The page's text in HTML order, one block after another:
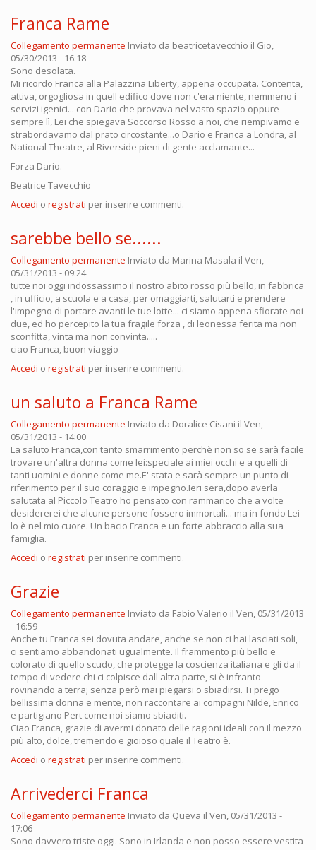
Franca Rame
Collegamento permanente Inviato da beatricetavecchio il Gio,
05/30/2013 - 16:18
Sono desolata.
Mi ricordo Franca alla Palazzina Liberty, appena occupata. Contenta,
attiva, orgogliosa in quell'edifico dove non c'era niente, nemmeno i
servizi igenici... con Dario che provava nel vasto spazio oppure
sempre lì, Lei che spiegava Soccorso Rosso a noi, che riempivamo e
strabordavamo dal prato circostante...o Dario e Franca a Londra, al
National Theatre, al Riverside pieni di gente acclamante...
Forza Dario.
Beatrice Tavecchio
Accedi o registrati per inserire commenti.
sarebbe bello se......
Collegamento permanente Inviato da Marina Masala il Ven,
05/31/2013 - 09:24
tutte noi oggi indossassimo il nostro abito rosso più bello, in fabbrica
, in ufficio, a scuola e a casa, per omaggiarti, salutarti e prendere
l'impegno di portare avanti le tue lotte... ci siamo appena sfiorate noi
due, ed ho percepito la tua fragile forza , di leonessa ferita ma non
sconfitta, vinta ma non convinta.....
ciao Franca, buon viaggio
Accedi o registrati per inserire commenti.
un saluto a Franca Rame
Collegamento permanente Inviato da Doralice Cisani il Ven,
05/31/2013 - 14:00
La saluto Franca,con tanto smarrimento perchè non so se sarà facile
trovare un'altra donna come lei:speciale ai miei occhi e a quelli di
tanti uomini e donne come me.E' stata e sarà sempre un punto di
riferimento per il suo coraggio e impegno.Ieri sera,dopo averla
salutata al Piccolo Teatro ho pensato con rammarico che a volte
desidererei che alcune persone fossero immortali... ma in fondo Lei
lo è nel mio cuore. Un bacio Franca e un forte abbraccio alla sua
famiglia.
Accedi o registrati per inserire commenti.
Grazie
Collegamento permanente Inviato da Fabio Valerio il Ven, 05/31/2013
- 16:59
Anche tu Franca sei dovuta andare, anche se non ci hai lasciati soli,
ci sentiamo abbandonati ugualmente. Il frammento più bello e
colorato di quello scudo, che protegge la coscienza italiana e gli da il
tempo di vedere chi ci colpisce dall'altra parte, si è infranto
rovinando a terra; senza però mai piegarsi o sbiadirsi. Ti prego
bellissima donna e mente, non raccontare ai compagni Nilde, Enrico
e partigiano Pert come noi siamo sbiaditi.
Ciao Franca, grazie di avermi donato delle ragioni ideali con il mezzo
più alto, dolce, tremendo e gioioso quale il Teatro è.
Accedi o registrati per inserire commenti.
Arrivederci Franca
Collegamento permanente Inviato da Queva il Ven, 05/31/2013 -
17:06
Sono davvero triste oggi. Sono in Irlanda e non posso essere vestita